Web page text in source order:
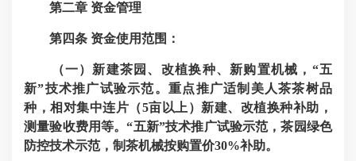
第二章 资金管理
第四条 资金使用范围：
（一）新建茶园、改植换种、新购置机械，“五
新”技术推广试验示范。重点推广适制美人茶茶树品
种，相对集中连片（5亩以上）新建、改植换种补助，
测量验收费用等。“五新”技术推广试验示范，茶园绿色
防控技术示范，制茶机械按购置价30%补助。